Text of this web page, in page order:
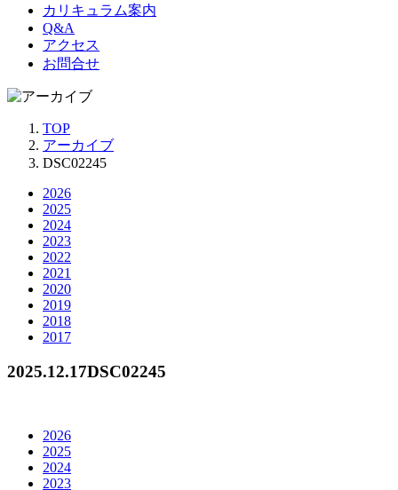
カリキュラム案内
Q&A
アクセス
お問合せ
TOP
アーカイブ
DSC02245
2026
2025
2024
2023
2022
2021
2020
2019
2018
2017
2025.12.17DSC02245
2026
2025
2024
2023